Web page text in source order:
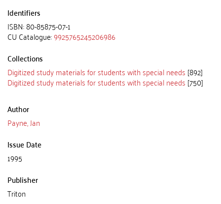
Identifiers
ISBN: 80-85875-07-1
CU Catalogue:9925765245206986
Collections
Digitized study materials for students with special needs [892]
Digitized study materials for students with special needs [750]
Author
Payne, Jan
Issue Date
1995
Publisher
Triton